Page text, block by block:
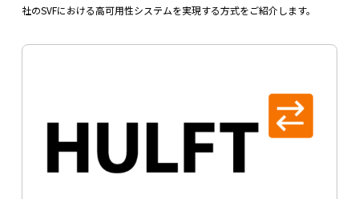
社のSVFにおける高可用性システムを実現する方式をご紹介します。